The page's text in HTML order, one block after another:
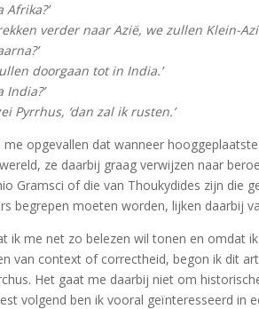
Afrika?’
verder naar Azië, we zullen Klein-
doorgaan tot in India.’
India?’
zei Pyrrhus, ‘dan zal ik rusten.’
me opgevallen dat wanneer
ze daarbij graag verwijzen naar
Gramsci of die van Thoukydides zijn die
begrepen moeten worden, lijken daarbij
ik me net zo belezen wil tonen en omdat
van context of correctheid, begon ik dit
Het gaat me daarbij niet om
volgend ben ik vooral geïnteresseerd in